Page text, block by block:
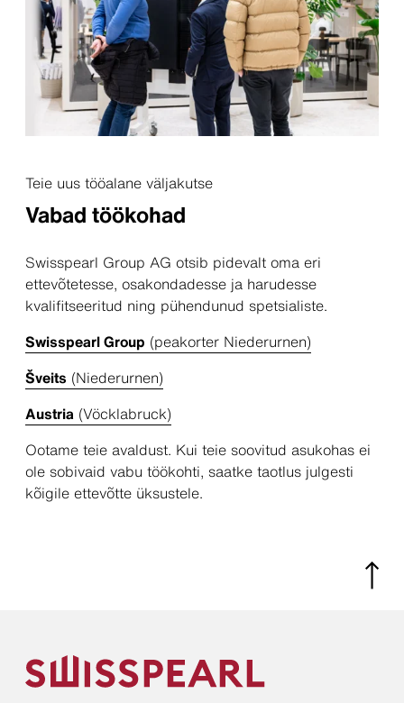
Teie uus tööalane väljakutse
Vabad töökohad
Swisspearl Group AG otsib pidevalt oma eri
ettevõtetesse, osakondadesse ja harudesse
kvalifitseeritud ning pühendunud spetsialiste.
Swisspearl Group (peakorter Niederurnen)
Šveits (Niederurnen)
Austria (Vöcklabruck)
Ootame teie avaldust. Kui teie soovitud asukohas ei
ole sobivaid vabu töökohti, saatke taotlus julgesti
kõigile ettevõtte üksustele.